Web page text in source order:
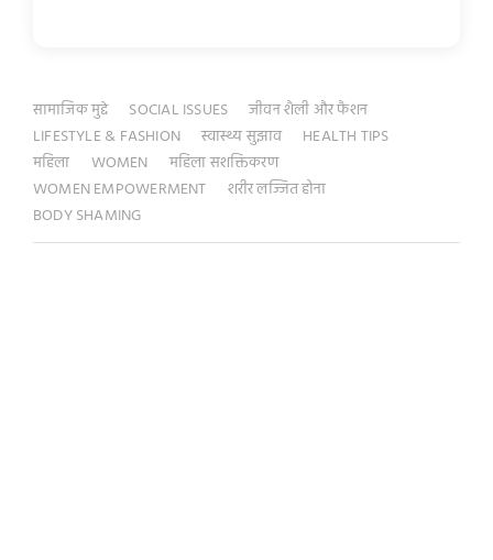
सामाजिक मुद्दे SOCIAL ISSUES
जीवन शैली और फैशन
LIFESTYLE & FASHION
स्वास्थ्य सुझाव
HEALTH TIPS
महिला
WOMEN
महिला सशक्तिकरण
WOMEN EMPOWERMENT
शरीर लज्जित होना
BODY SHAMING